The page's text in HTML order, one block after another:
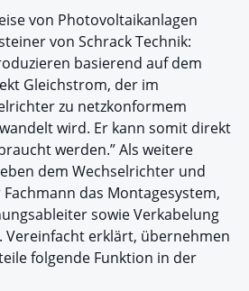
von Photovoltaikanlagen
von Schrack Technik:
basierend auf dem
Gleichstrom, der im
zu netzkonformem
wird. Er kann somit direkt
werden.” Als weitere
dem Wechselrichter und
das Montagesystem,
sowie Verkabelung
Vereinfacht erklärt, übernehmen
folgende Funktion in der